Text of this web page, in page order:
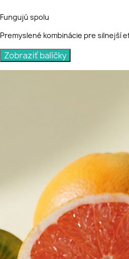
Fungujú spolu
Premyslené kombinácie pre silnejší
Zobraziť balíčky